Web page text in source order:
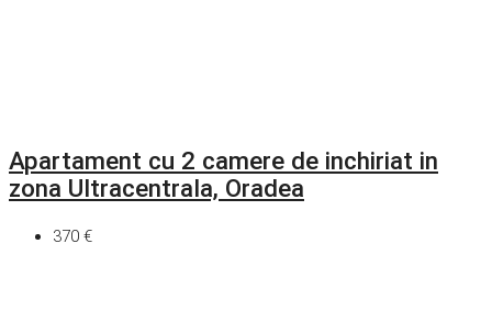
Apartament cu 2 camere de inchiriat in
zona Ultracentrala, Oradea
370 €